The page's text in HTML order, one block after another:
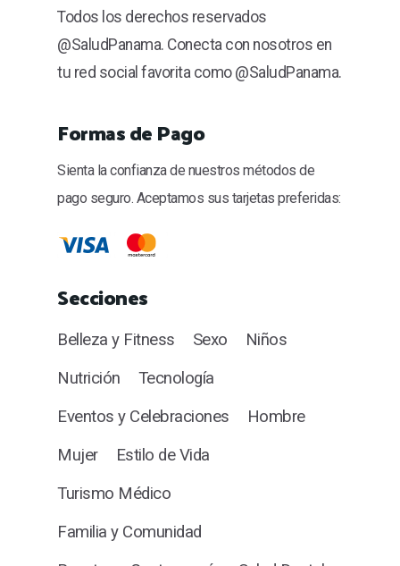
Todos los derechos reservados
@SaludPanama. Conecta con nosotros en
tu red social favorita como @SaludPanama.
Formas de Pago
Sienta la confianza de nuestros métodos de
pago seguro. Aceptamos sus tarjetas preferidas:
Secciones
Belleza y Fitness Sexo
Niños
Nutrición
Tecnología
Eventos y Celebraciones
Hombre
Mujer
Estilo de Vida
Turismo Médico
Familia y Comunidad